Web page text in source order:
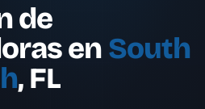
de
en South
, FL